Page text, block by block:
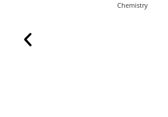
Chemistry